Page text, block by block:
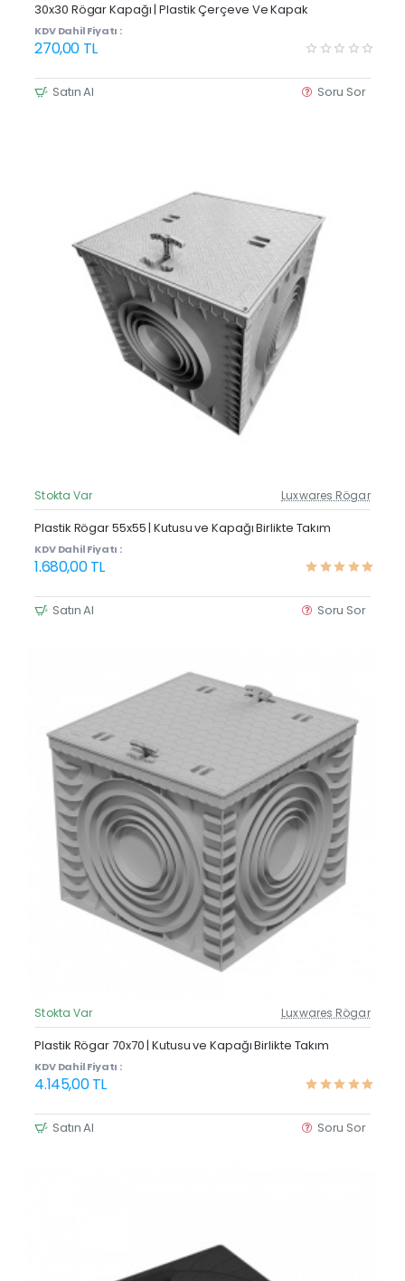
30x30 Rögar Kapağı | Plastik Çerçeve Ve Kapak
KDV Dahil Fiyatı :
270,00 TL
Satın Al Soru Sor
Güncel Fiyat
Stokta Var Luxwares Rögar
Plastik Rögar 55x55 | Kutusu ve Kapağı Birlikte Takım
KDV Dahil Fiyatı :
1.680,00 TL
Satın Al Soru Sor
Güncel Fiyat
Stokta Var Luxwares Rögar
Plastik Rögar 70x70 | Kutusu ve Kapağı Birlikte Takım
KDV Dahil Fiyatı :
4.145,00 TL
Satın Al Soru Sor